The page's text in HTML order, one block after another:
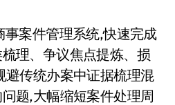
事案件管理系统,快速完成
理、争议焦点提炼、损
避传统办案中证据梳理混
题,大幅缩短案件处理周